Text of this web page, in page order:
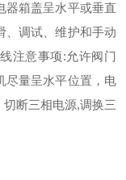
器箱盖呈水平或垂直
、调试、维护和手动
注意事项:允许阀门
尽量呈水平位置，电
断三相电源,调换三